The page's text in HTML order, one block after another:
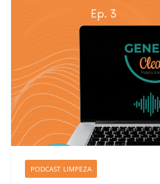
PODCAST LIMPEZA